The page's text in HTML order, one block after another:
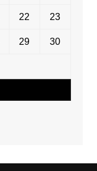
22 23
29 30